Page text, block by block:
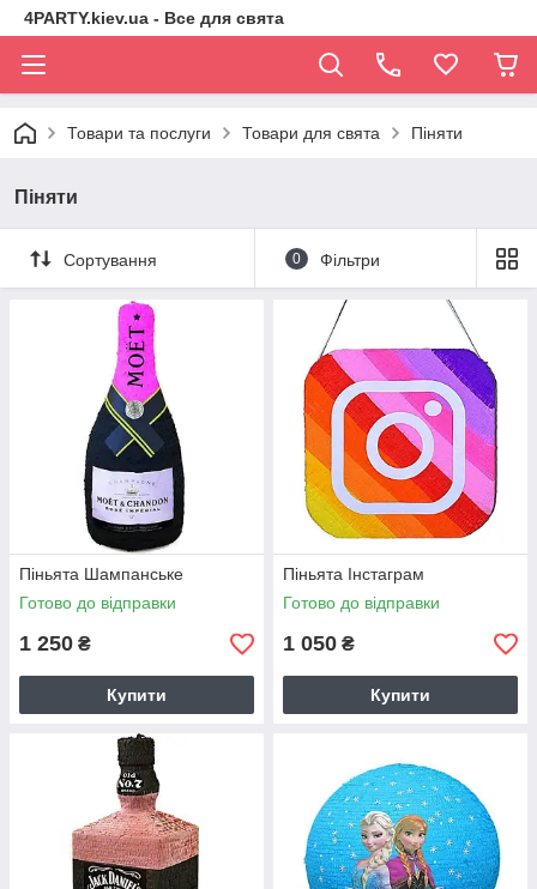
4PARTY.kiev.ua - Все для свята
Товари та послуги Товари для свята Піняти
Піняти
Сортування 0 Фільтри
Піньята Шампанське
Готово до відправки
1 250 ₴
Купити
Піньята Інстаграм
Готово до відправки
1 050 ₴
Купити